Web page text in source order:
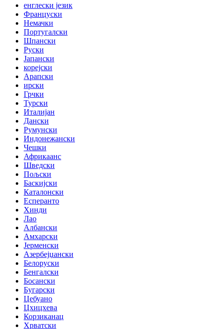
енглески језик
Француски
Немачки
Португалски
Шпански
Руски
Јапански
корејски
Арапски
ирски
Грчки
Турски
Италијан
Дански
Румунски
Индонежански
Чешки
Африкаанс
Шведски
Пољски
Баскијски
Каталонски
Есперанто
Хинди
Лао
Албански
Амхарски
Јерменски
Азербејџански
Белоруски
Бенгалски
Босански
Бугарски
Цебуано
Цхицхева
Корзиканац
Хрватски